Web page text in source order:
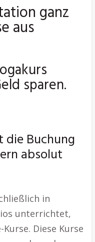
ganz
aus
sparen.
die Buchung
absolut
in
unterrichtet,
Diese Kurse